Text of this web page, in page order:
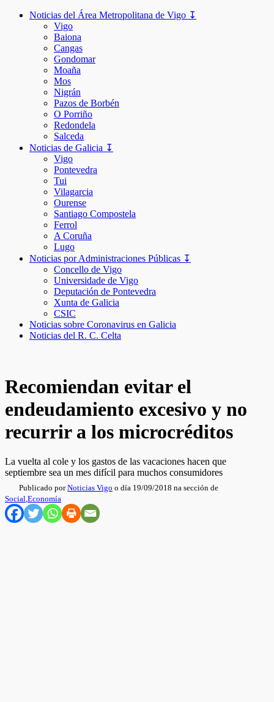
Noticias del Área Metropolitana de Vigo ↧
Vigo
Baiona
Cangas
Gondomar
Moaña
Mos
Nigrán
Pazos de Borbén
O Porriño
Redondela
Salceda
Noticias de Galicia ↧
Vigo
Pontevedra
Tui
Vilagarcia
Ourense
Santiago Compostela
Ferrol
A Coruña
Lugo
Noticias por Administraciones Públicas ↧
Concello de Vigo
Universidade de Vigo
Deputación de Pontevedra
Xunta de Galicia
CSIC
Noticias sobre Coronavirus en Galicia
Noticias del R. C. Celta
Recomiendan evitar el
endeudamiento excesivo y no
recurrir a los microcréditos
La vuelta al cole y los gastos de las vacaciones hacen que
septiembre sea un mes difícil para muchos consumidores
Publicado porNoticias Vigo o día 19/09/2018 na sección de
Social,Economía